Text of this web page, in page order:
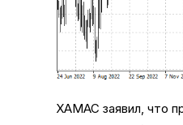
ХАМАС заявил, что